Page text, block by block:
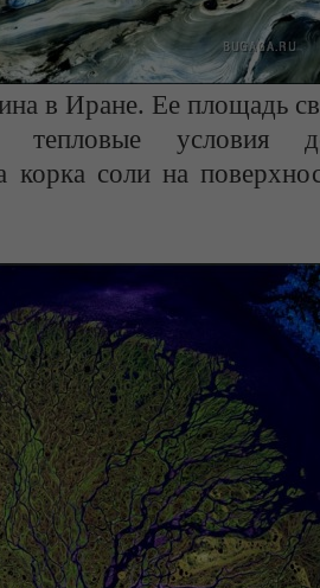
в Иране. Ее площадь
тепловые условия
корка соли на